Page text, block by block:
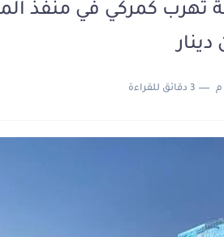
قوية رغم الضغوط ومحاولات السيطرة
السويدية تبحثان تعزيز التعاون الأمني
تهرب كمركي في منفذ
3 دقائق للقراءة